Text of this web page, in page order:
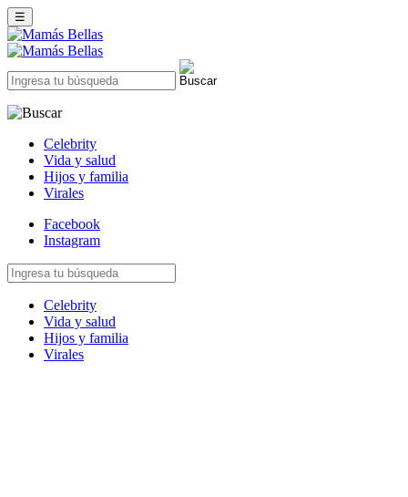
☰
Celebrity
Vida y salud
Hijos y familia
Virales
Facebook
Instagram
Celebrity
Vida y salud
Hijos y familia
Virales